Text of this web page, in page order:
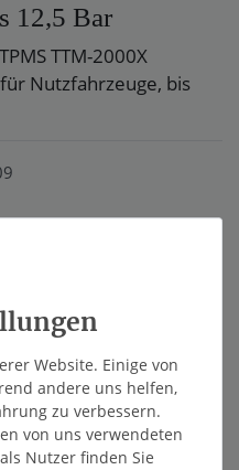
12,5 Bar
TTM-2000X
Nutzfahrzeuge, bis
Warenkorb
Website. Einige von
andere uns helfen,
zu verbessern.
von uns verwendeten
Nutzer finden Sie